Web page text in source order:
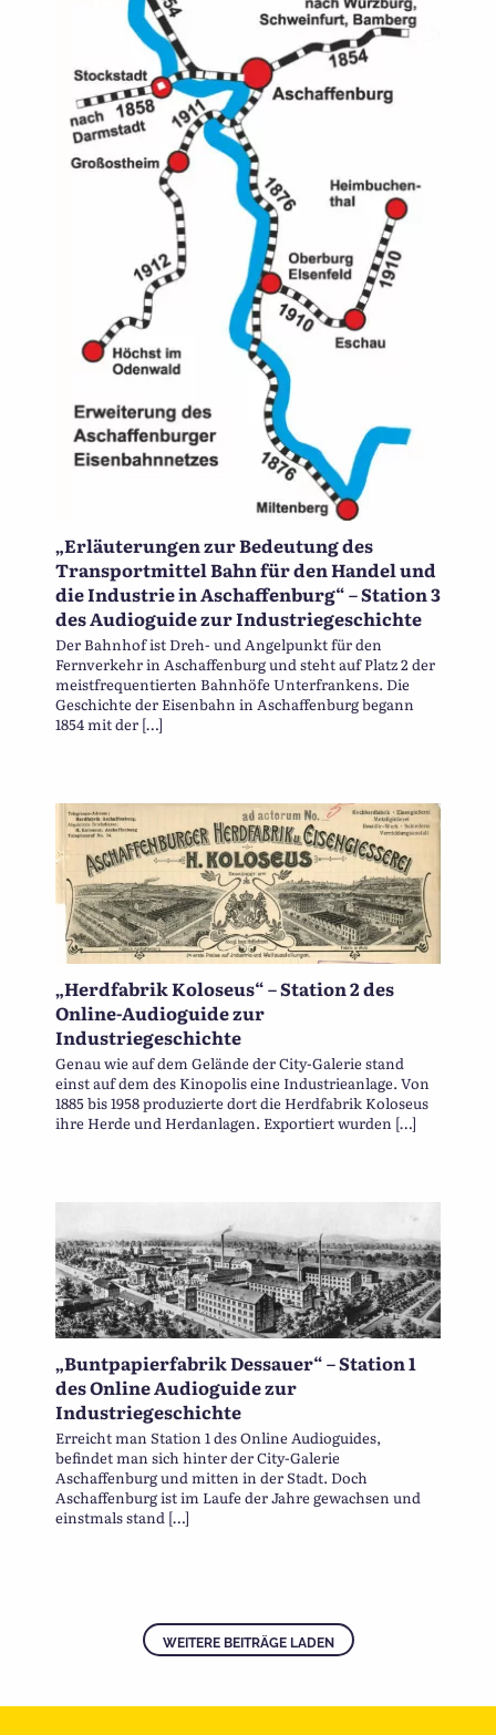
„Erläuterungen zur Bedeutung des
Transportmittel Bahn für den Handel und
die Industrie in Aschaffenburg“ – Station 3
des Audioguide zur Industriegeschichte
Der Bahnhof ist Dreh- und Angelpunkt für den
Fernverkehr in Aschaffenburg und steht auf Platz 2 der
meistfrequentierten Bahnhöfe Unterfrankens. Die
Geschichte der Eisenbahn in Aschaffenburg begann
1854 mit der […]
„Herdfabrik Koloseus“ – Station 2 des
Online-Audioguide zur
Industriegeschichte
Genau wie auf dem Gelände der City-Galerie stand
einst auf dem des Kinopolis eine Industrieanlage. Von
1885 bis 1958 produzierte dort die Herdfabrik Koloseus
ihre Herde und Herdanlagen. Exportiert wurden […]
„Buntpapierfabrik Dessauer“ – Station 1
des Online Audioguide zur
Industriegeschichte
Erreicht man Station 1 des Online Audioguides,
befindet man sich hinter der City-Galerie
Aschaffenburg und mitten in der Stadt. Doch
Aschaffenburg ist im Laufe der Jahre gewachsen und
einstmals stand […]
WEITERE BEITRÄGE LADEN